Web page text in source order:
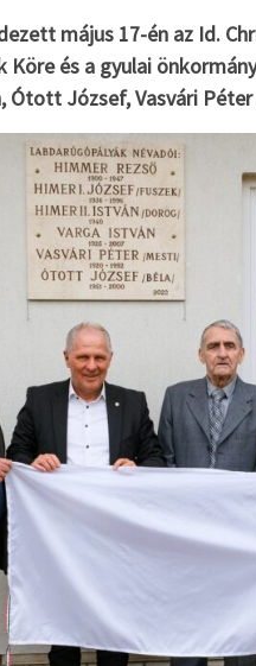
május 17-én az Id.
Köre és a gyulai
Ótott József, Vasvári